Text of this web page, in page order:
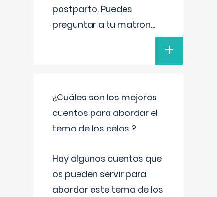
postparto. Puedes
preguntar a tu matron...
+
¿Cuáles son los mejores
cuentos para abordar el
tema de los celos ?
Hay algunos cuentos que
os pueden servir para
abordar este tema de los